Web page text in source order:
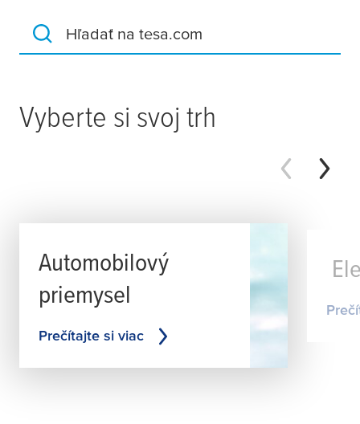
Hľadať na tesa.com
Vyberte si svoj trh
Automobilový
priemysel
Prečítajte si viac